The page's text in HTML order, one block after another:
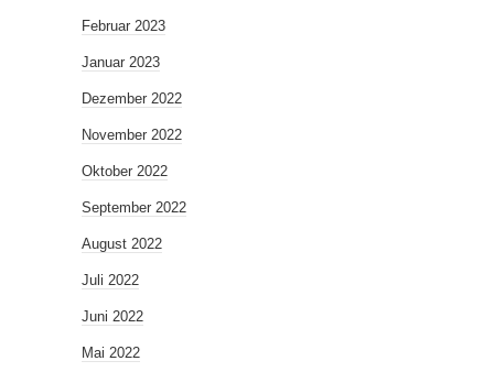
Februar 2023
Januar 2023
Dezember 2022
November 2022
Oktober 2022
September 2022
August 2022
Juli 2022
Juni 2022
Mai 2022